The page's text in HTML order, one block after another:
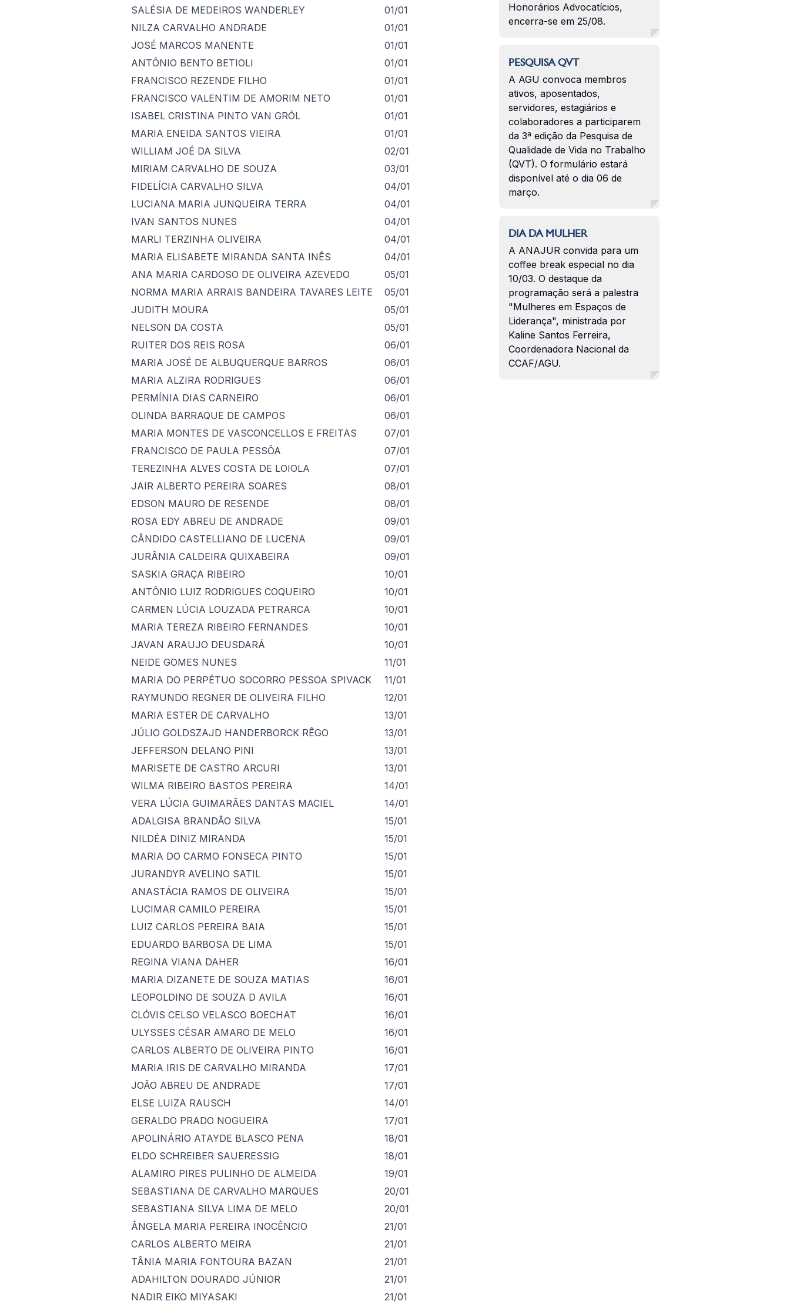
SALÉSIA DE MEDEIROS WANDERLEY
01/01
NILZA CARVALHO ANDRADE
01/01
JOSÉ MARCOS MANENTE
01/01
ANTÔNIO BENTO BETIOLI
01/01
FRANCISCO REZENDE FILHO
01/01
FRANCISCO VALENTIM DE AMORIM NETO
01/01
ISABEL CRISTINA PINTO VAN GRÓL
01/01
MARIA ENEIDA SANTOS VIEIRA
01/01
WILLIAM JOÉ DA SILVA
02/01
MIRIAM CARVALHO DE SOUZA
03/01
FIDELÍCIA CARVALHO SILVA
04/01
LUCIANA MARIA JUNQUEIRA TERRA
04/01
IVAN SANTOS NUNES
04/01
MARLI TERZINHA OLIVEIRA
04/01
MARIA ELISABETE MIRANDA SANTA INÊS
04/01
ANA MARIA CARDOSO DE OLIVEIRA AZEVEDO
05/01
NORMA MARIA ARRAIS BANDEIRA TAVARES LEITE
05/01
JUDITH MOURA
05/01
NELSON DA COSTA
05/01
RUITER DOS REIS ROSA
06/01
MARIA JOSÉ DE ALBUQUERQUE BARROS
06/01
MARIA ALZIRA RODRIGUES
06/01
PERMÍNIA DIAS CARNEIRO
06/01
OLINDA BARRAQUE DE CAMPOS
06/01
MARIA MONTES DE VASCONCELLOS E FREITAS
07/01
FRANCISCO DE PAULA PESSÔA
07/01
TEREZINHA ALVES COSTA DE LOIOLA
07/01
JAIR ALBERTO PEREIRA SOARES
08/01
EDSON MAURO DE RESENDE
08/01
ROSA EDY ABREU DE ANDRADE
09/01
CÂNDIDO CASTELLIANO DE LUCENA
09/01
JURÂNIA CALDEIRA QUIXABEIRA
09/01
SASKIA GRAÇA RIBEIRO
10/01
ANTÔNIO LUIZ RODRIGUES COQUEIRO
10/01
CARMEN LÚCIA LOUZADA PETRARCA
10/01
MARIA TEREZA RIBEIRO FERNANDES
10/01
JAVAN ARAUJO DEUSDARÁ
10/01
NEIDE GOMES NUNES
11/01
MARIA DO PERPÉTUO SOCORRO PESSOA SPIVACK
11/01
RAYMUNDO REGNER DE OLIVEIRA FILHO
12/01
MARIA ESTER DE CARVALHO
13/01
JÚLIO GOLDSZAJD HANDERBORCK RÊGO
13/01
JEFFERSON DELANO PINI
13/01
MARISETE DE CASTRO ARCURI
13/01
WILMA RIBEIRO BASTOS PEREIRA
14/01
VERA LÚCIA GUIMARÃES DANTAS MACIEL
14/01
ADALGISA BRANDÃO SILVA
15/01
NILDÉA DINIZ MIRANDA
15/01
MARIA DO CARMO FONSECA PINTO
15/01
JURANDYR AVELINO SATIL
15/01
ANASTÁCIA RAMOS DE OLIVEIRA
15/01
LUCIMAR CAMILO PEREIRA
15/01
LUIZ CARLOS PEREIRA BAIA
15/01
EDUARDO BARBOSA DE LIMA
15/01
REGINA VIANA DAHER
16/01
MARIA DIZANETE DE SOUZA MATIAS
16/01
LEOPOLDINO DE SOUZA D AVILA
16/01
CLÓVIS CELSO VELASCO BOECHAT
16/01
ULYSSES CÉSAR AMARO DE MELO
16/01
CARLOS ALBERTO DE OLIVEIRA PINTO
16/01
MARIA IRIS DE CARVALHO MIRANDA
17/01
JOÃO ABREU DE ANDRADE
17/01
ELSE LUIZA RAUSCH
14/01
GERALDO PRADO NOGUEIRA
17/01
APOLINÁRIO ATAYDE BLASCO PENA
18/01
ELDO SCHREIBER SAUERESSIG
18/01
ALAMIRO PIRES PULINHO DE ALMEIDA
19/01
SEBASTIANA DE CARVALHO MARQUES
20/01
SEBASTIANA SILVA LIMA DE MELO
20/01
ÂNGELA MARIA PEREIRA INOCÊNCIO
21/01
CARLOS ALBERTO MEIRA
21/01
TÂNIA MARIA FONTOURA BAZAN
21/01
ADAHILTON DOURADO JÚNIOR
21/01
NADIR EIKO MIYASAKI
21/01
Honorários Advocatícios,
encerra-se em 25/08.
PESQUISA QVT
A AGU convoca membros
ativos, aposentados,
servidores, estagiários e
colaboradores a participarem
da 3ª edição da Pesquisa de
Qualidade de Vida no Trabalho
(QVT). O formulário estará
disponível até o dia 06 de
março.
DIA DA MULHER
A ANAJUR convida para um
coffee break especial no dia
10/03. O destaque da
programação será a palestra
"Mulheres em Espaços de
Liderança", ministrada por
Kaline Santos Ferreira,
Coordenadora Nacional da
CCAF/AGU.